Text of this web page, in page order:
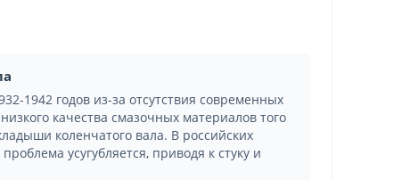
1942 годов из-за отсутствия современных
качества смазочных материалов того
коленчатого вала. В российских
усугубляется, приводя к стуку и